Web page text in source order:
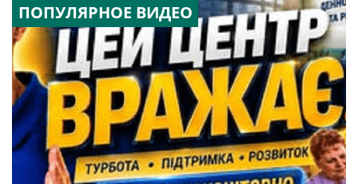
ПОПУЛЯРНОЕ ВИДЕО